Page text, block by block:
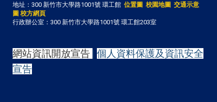
地址：300 新竹市大學路1001號 環工館 位置圖 校園地圖 交通示意
圖 校方網頁
行政辦公室：300 新竹市大學路1001號 環工館203室
網站資訊開放宣告
個人資料保護及資訊安全
宣告